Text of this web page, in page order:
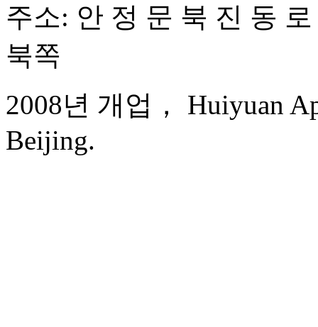
주소: 안 정 문 북 진 동
북쪽
2008년 개업， Huiyuan
Beijing.